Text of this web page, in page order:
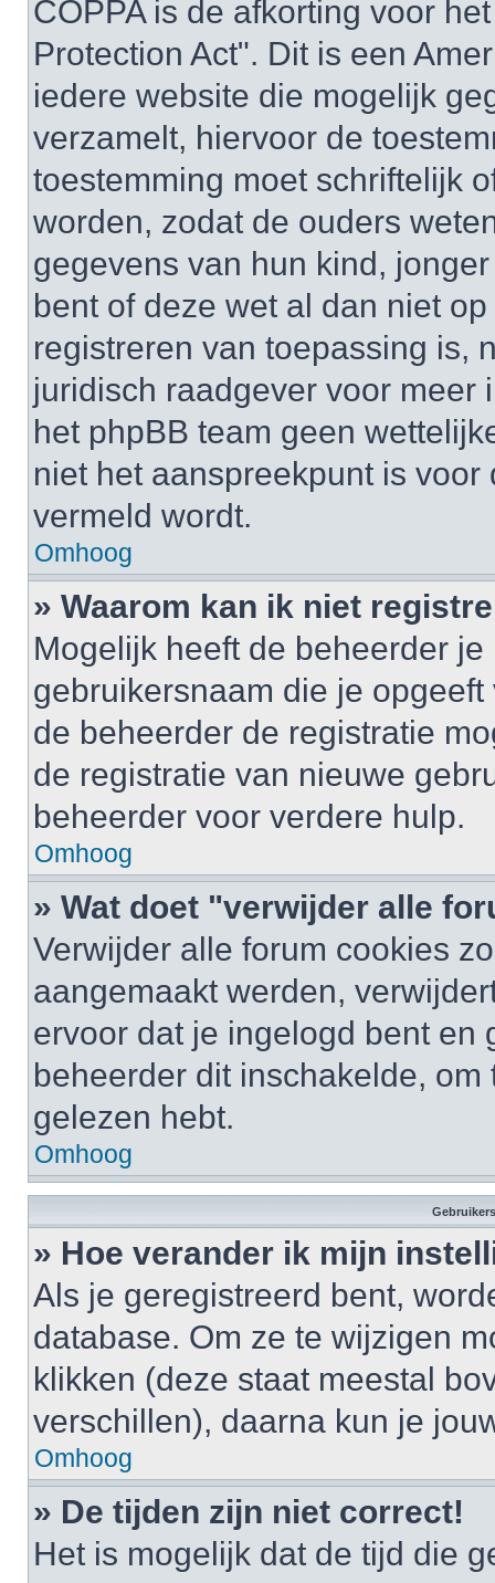
COPPA is de afkorting voor
Protection Act". Dit is een
iedere website die mogelijk
verzamelt, hiervoor de
toestemming moet schriftelijk
worden, zodat de ouders
gegevens van hun kind,
bent of deze wet al dan niet
registreren van toepassing is,
juridisch raadgever voor meer
het phpBB team geen
niet het aanspreekpunt is
vermeld wordt.
Omhoog
» Waarom kan ik niet
Mogelijk heeft de beheerder
gebruikersnaam die je
de beheerder de registratie
de registratie van nieuwe
beheerder voor verdere hulp.
Omhoog
» Wat doet "verwijder alle
Verwijder alle forum cookies
aangemaakt werden,
ervoor dat je ingelogd bent en
beheerder dit inschakelde,
gelezen hebt.
Omhoog
» Hoe verander ik mijn
Als je geregistreerd bent,
database. Om ze te wijzigen
klikken (deze staat meestal
verschillen), daarna kun je
Omhoog
» De tijden zijn niet correct!
Het is mogelijk dat de tijd die